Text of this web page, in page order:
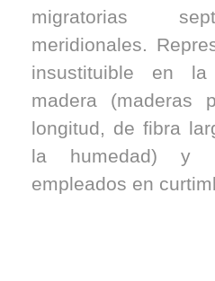
migratorias
meridionales.
insustituible en
madera (maderas
longitud, de fibra
la humedad) y
empleados en